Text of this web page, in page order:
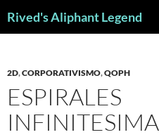
Rived's Aliphant Legend
2D,CORPORATIVISMO,QOPH
ESPIRALES